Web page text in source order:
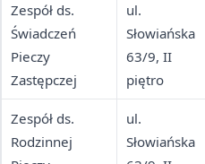
Zespół ds.
Świadczeń
Pieczy
Zastępczej
ul.
Słowiańska
63/9, II
piętro
Zespół ds.
Rodzinnej
ul.
Słowiańska